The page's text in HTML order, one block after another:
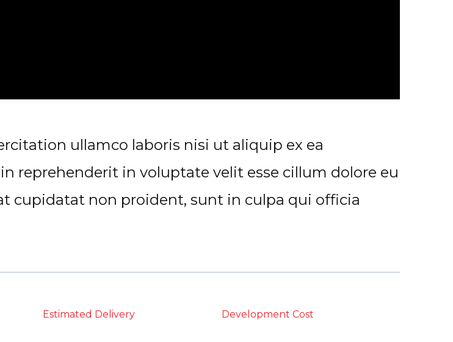
ullamco laboris nisi ut aliquip ex ea
reprehenderit in voluptate velit esse cillum dolore eu
cupidatat non proident, sunt in culpa qui officia
Estimated Delivery Development Cost